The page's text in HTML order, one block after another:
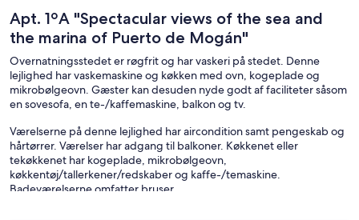
Apt. 1ºA "Spectacular views of the sea and
the marina of Puerto de Mogán"
Overnatningsstedet er røgfrit og har vaskeri på stedet. Denne
lejlighed har vaskemaskine og køkken med ovn, kogeplade og
mikrobølgeovn. Gæster kan desuden nyde godt af faciliteter såsom
en sovesofa, en te-/kaffemaskine, balkon og tv.
Værelserne på denne lejlighed har aircondition samt pengeskab og
hårtørrer. Værelser har adgang til balkoner. Køkkenet eller
tekøkkenet har kogeplade, mikrobølgeovn,
køkkentøj/tallerkener/redskaber og kaffe-/temaskine.
Badeværelserne omfatter bruser.